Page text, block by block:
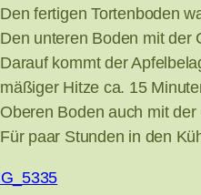
Den fertigen Tortenboden
Den unteren Boden mit der
Darauf kommt der
mäßiger Hitze ca. 15
Oberen Boden auch mit
Für paar Stunden in den